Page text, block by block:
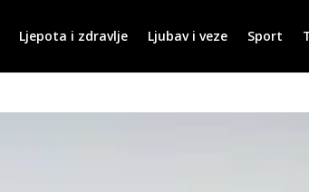
Ljepota i zdravlje Ljubav i veze Sport